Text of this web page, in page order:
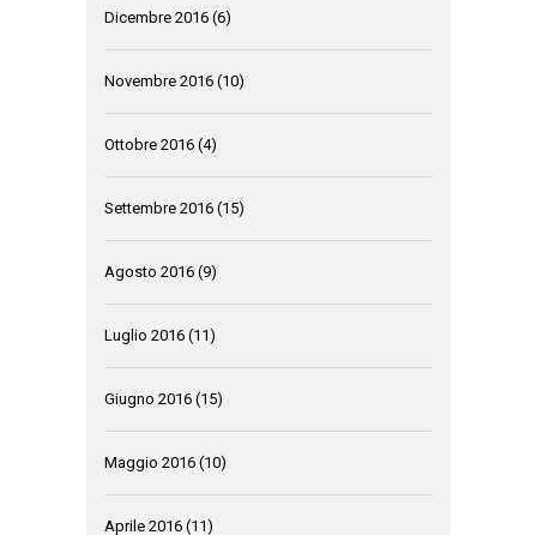
Dicembre 2016 (6)
Novembre 2016 (10)
Ottobre 2016 (4)
Settembre 2016 (15)
Agosto 2016 (9)
Luglio 2016 (11)
Giugno 2016 (15)
Maggio 2016 (10)
Aprile 2016 (11)